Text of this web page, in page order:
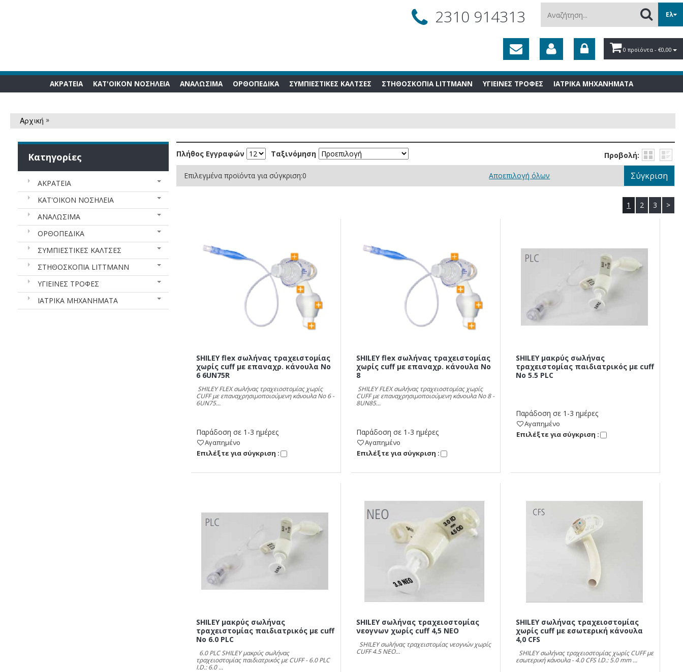
2310 914313
Αναζήτηση...
Ελ
0 προϊόντα - €0,00
ΑΚΡΑΤΕΙΑ ΚΑΤ'ΟΙΚΟΝ ΝΟΣΗΛΕΙΑ ΑΝΑΛΩΣΙΜA ΟΡΘΟΠΕΔΙΚΑ ΣΥΜΠΙΕΣΤΙΚΕΣ ΚΑΛΤΣΕΣ ΣΤΗΘΟΣΚΟΠΙΑ LITTMANN ΥΓΙΕΙΝΕΣ ΤΡΟΦΕΣ ΙΑΤΡΙΚΑ ΜΗΧΑΝΗΜΑΤΑ
Αρχική »
Κατηγορίες
ΑΚΡΑΤΕΙΑ
ΚΑΤ'ΟΙΚΟΝ ΝΟΣΗΛΕΙΑ
ΑΝΑΛΩΣΙΜA
ΟΡΘΟΠΕΔΙΚΑ
ΣΥΜΠΙΕΣΤΙΚΕΣ ΚΑΛΤΣΕΣ
ΣΤΗΘΟΣΚΟΠΙΑ LITTMANN
ΥΓΙΕΙΝΕΣ ΤΡΟΦΕΣ
ΙΑΤΡΙΚΑ ΜΗΧΑΝΗΜΑΤΑ
Πλήθος Εγγραφών Ταξινόμηση Προβολή:
Επιλεγμένα προϊόντα για σύγκριση:0 Αποεπιλογή όλων Σύγκριση
1 2 3 >
SHILEY flex σωλήνας τραχειστομίας
χωρίς cuff με επαναχρ. κάνουλα Νο
6 6UN75R
SHILEY FLEX σωλήνας τραχειοστομίας χωρίς
CUFF με επαναχρησιμοποιούμενη κάνουλα Νο 6 -
6UN75...
Παράδοση σε 1-3 ημέρες
Αγαπημένο
Eπιλέξτε για σύγκριση :
SHILEY flex σωλήνας τραχειστομίας
χωρίς cuff με επαναχρ. κάνουλα Νο
8
SHILEY FLEX σωλήνας τραχειοστομίας χωρίς
CUFF με επαναχρησιμοποιούμενη κάνουλα Νο 8 -
8UN85...
Παράδοση σε 1-3 ημέρες
Αγαπημένο
Eπιλέξτε για σύγκριση :
SHILEY μακρύς σωλήνας
τραχειστομίας παιδιατρικός με cuff
No 5.5 PLC
Παράδοση σε 1-3 ημέρες
Αγαπημένο
Eπιλέξτε για σύγκριση :
SHILEY μακρύς σωλήνας
τραχειστομίας παιδιατρικός με cuff
No 6.0 PLC
6.0 PLC SHILEY μακρύς σωλήνας
τραχειοστομίας παιδιατρικός με CUFF - 6.0 PLC
I.D.: 6.0 ...
SHILEY σωλήνας τραχειoστομίας
νεογνων χωρίς cuff 4,5 NEO
SHILEY σωλήνας τραχειστομίας νεογνών χωρίς
CUFF 4.5 NEO...
SHILEY σωλήνας τραχειοστομίας
χωρίς cuff με εσωτερική κάνουλα
4,0 CFS
SHILEY σωλήνας τραχειοστομίας χωρίς CUFF με
εσωτερική κάνουλα - 4.0 CFS I.D.: 5.0 mm ...